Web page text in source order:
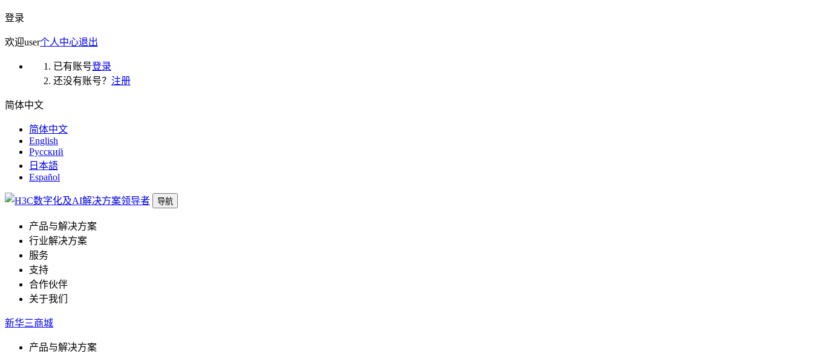
登录
欢迎user个人中心退出
已有账号登录
还没有账号？ 注册
简体中文
简体中文
English
Русский
日本語
Español
导航
产品与解决方案
行业解决方案
服务
支持
合作伙伴
关于我们
新华三商城
产品与解决方案